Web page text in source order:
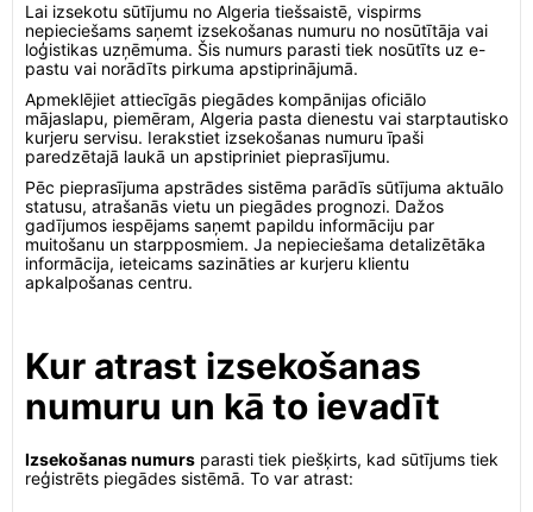
Lai izsekotu sūtījumu no Algeria tiešsaistē, vispirms
nepieciešams saņemt izsekošanas numuru no nosūtītāja vai
loģistikas uzņēmuma. Šis numurs parasti tiek nosūtīts uz e-
pastu vai norādīts pirkuma apstiprinājumā.
Apmeklējiet attiecīgās piegādes kompānijas oficiālo
mājaslapu, piemēram, Algeria pasta dienestu vai starptautisko
kurjeru servisu. Ierakstiet izsekošanas numuru īpaši
paredzētajā laukā un apstipriniet pieprasījumu.
Pēc pieprasījuma apstrādes sistēma parādīs sūtījuma aktuālo
statusu, atrašanās vietu un piegādes prognozi. Dažos
gadījumos iespējams saņemt papildu informāciju par
muitošanu un starpposmiem. Ja nepieciešama detalizētāka
informācija, ieteicams sazināties ar kurjeru klientu
apkalpošanas centru.
Kur atrast izsekošanas
numuru un kā to ievadīt
Izsekošanas numurs parasti tiek piešķirts, kad sūtījums tiek
reģistrēts piegādes sistēmā. To var atrast: